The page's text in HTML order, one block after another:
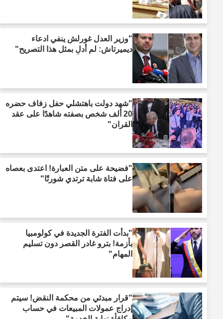
"وزير العدل غورلش ينفي ادعاء
ديميرتاش: لم أدلِ بمثل هذا التصريح"
"شهد دولت باهتشلي حفل زفاف حضره
20 ألف شخص بصفته شاهدًا على عقد
القران"
"فضيحة على متن العبارة! اعتدى بعصاه
على فتاة شابة ترتدي شورتًا"
"بدأت الفترة الجديدة في كولومبيا
بأزمة! بترو غادر القصر دون تسليم
المهام"
"قرار مبدئي من محكمة النقض! سيتم
إدراج عمولات المبيعات في حساب